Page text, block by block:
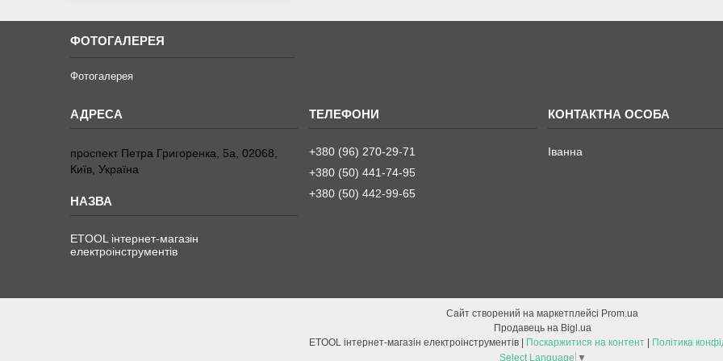
ФОТОГАЛЕРЕЯ
Фотогалерея
проспект Петра Григоренка, 5а, 02068,
Київ, Україна
ETOOL інтернет-магазін
електроінструментів
+380 (96) 270-29-71
+380 (50) 441-74-95
+380 (50) 442-99-65
Іванна
Сайт створений на маркетплейсі Prom.ua
Продавець на Bigl.ua
Поскаржитися на контент
Політика
Select Language ▼